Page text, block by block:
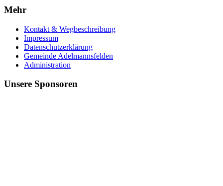
Mehr
Kontakt & Wegbeschreibung
Impressum
Datenschutzerklärung
Gemeinde Adelmannsfelden
Administration
Unsere Sponsoren